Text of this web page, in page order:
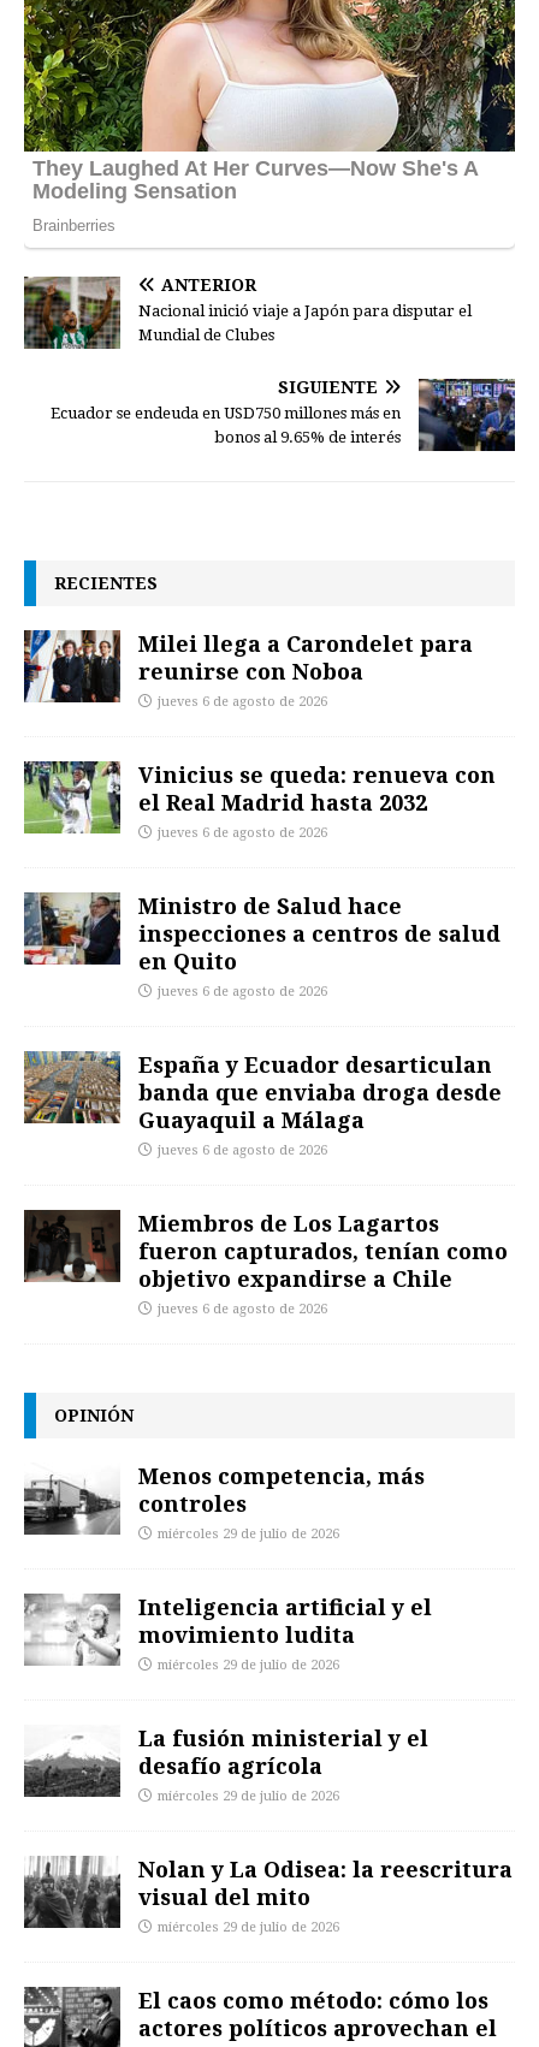
ANTERIOR
Nacional inició viaje a Japón para disputar el
Mundial de Clubes
SIGUIENTE
Ecuador se endeuda en USD750 millones más en
bonos al 9.65% de interés
RECIENTES
Milei llega a Carondelet para
reunirse con Noboa
jueves 6 de agosto de 2026
Vinicius se queda: renueva con
el Real Madrid hasta 2032
jueves 6 de agosto de 2026
Ministro de Salud hace
inspecciones a centros de salud
en Quito
jueves 6 de agosto de 2026
España y Ecuador desarticulan
banda que enviaba droga desde
Guayaquil a Málaga
jueves 6 de agosto de 2026
Miembros de Los Lagartos
fueron capturados, tenían como
objetivo expandirse a Chile
jueves 6 de agosto de 2026
OPINIÓN
Menos competencia, más
controles
miércoles 29 de julio de 2026
Inteligencia artificial y el
movimiento ludita
miércoles 29 de julio de 2026
La fusión ministerial y el
desafío agrícola
miércoles 29 de julio de 2026
Nolan y La Odisea: la reescritura
visual del mito
miércoles 29 de julio de 2026
El caos como método: cómo los
actores políticos aprovechan el